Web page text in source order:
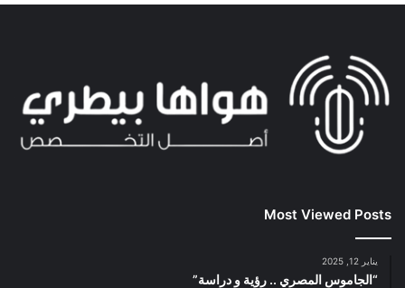
Most Viewed Posts
يناير 12, 2025
“الجاموس المصري .. رؤية و دراسة”